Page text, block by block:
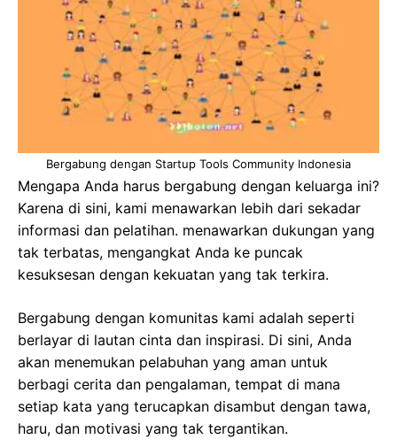
Bergabung dengan Startup Tools Community Indonesia
Mengapa Anda harus bergabung dengan keluarga ini?
Karena di sini, kami menawarkan lebih dari sekadar
informasi dan pelatihan. menawarkan dukungan yang
tak terbatas, mengangkat Anda ke puncak
kesuksesan dengan kekuatan yang tak terkira.
Bergabung dengan komunitas kami adalah seperti
berlayar di lautan cinta dan inspirasi. Di sini, Anda
akan menemukan pelabuhan yang aman untuk
berbagi cerita dan pengalaman, tempat di mana
setiap kata yang terucapkan disambut dengan tawa,
haru, dan motivasi yang tak tergantikan.